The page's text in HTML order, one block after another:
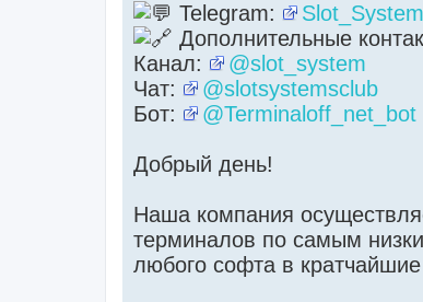
н
н
о
е
с
о
о
щ
е
Telegram:
Дополнительные
Канал:
@slot_system
Чат:
@slotsystemsclub
Бот:
@Terminaloff_net_bot
Добрый день!
Наша компания
терминалов по самым
любого софта в кратчайшие